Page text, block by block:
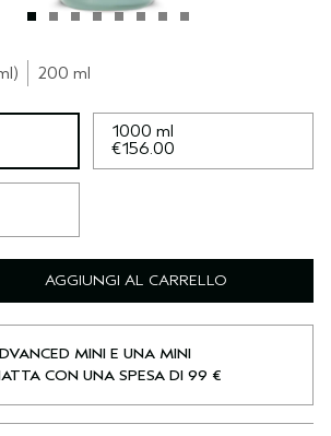
200 ml
1000 ml
€156.00
AGGIUNGI AL CARRELLO
MINI E UNA MINI
CON UNA SPESA DI 99 €